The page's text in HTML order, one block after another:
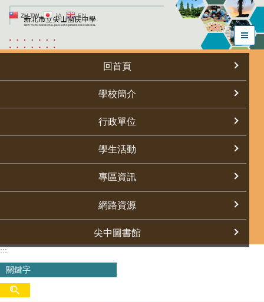
跳
到
要
區
ZH-TW JA EN
回首頁
學校簡介
行政單位
學生活動
專區資訊
網路資源
尖中圖書館
:::